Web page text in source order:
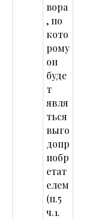
вора
, по
кото
рому
он
буде
т
явля
ться
выго
допр
иобр
етат
елем
(п.5
ч.1.